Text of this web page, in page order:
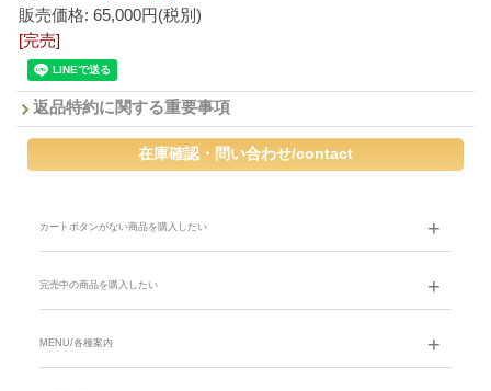
販売価格: 65,000円(税別)
[完売]
返品特約に関する重要事項
カートボタンがない商品を購入したい
完売中の商品を購入したい
MENU/各種案内